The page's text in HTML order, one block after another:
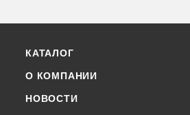
КАТАЛОГ
О КОМПАНИИ
НОВОСТИ